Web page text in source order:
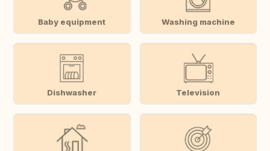
Baby equipment Washing machine
Dishwasher Television